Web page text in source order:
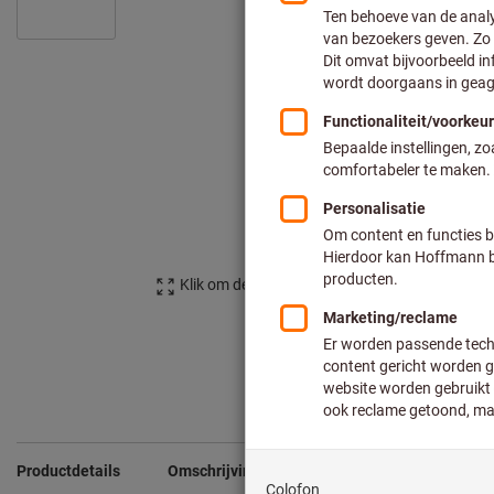
Klik om de afbeelding te vergroten
Productdetails Omschrijving